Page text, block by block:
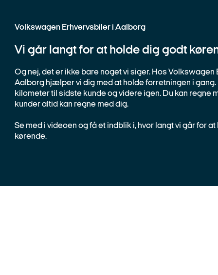
Volkswagen Erhvervsbiler i Aalborg
Vi går langt for at holde dig godt
Og nej, det er ikke bare noget vi siger. Hos Volkswagen
Aalborg hjælper vi dig med at holde forretningen i gang.
kilometer til sidste kunde og videre igen. Du kan regne
kunder altid kan regne med dig.
Se med i videoen og få et indblik i, hvor langt vi går for
kørende.